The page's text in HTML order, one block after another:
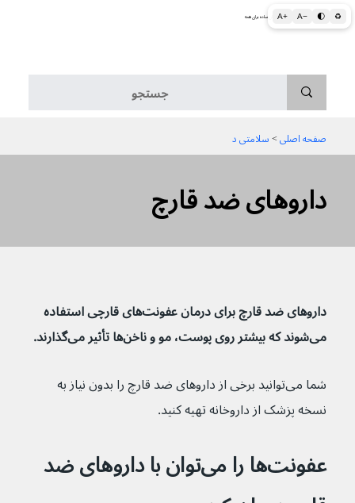
A+ A− 🌓 ♻ اطلاعات پزشکی و بهداشتی به زبان ساده برای همه
داروهای ضد قارچ
صفحه اصلی > سلامتی د
داروهای ضد قارچ برای درمان عفونت‌های قارچی استفاده
می‌شوند که بیشتر روی پوست، مو و ناخن‌ها تأثیر می‌گذارند.
شما می‌توانید برخی از داروهای ضد قارچ را بدون نیاز به
نسخه پزشک از داروخانه تهیه کنید.
عفونت‌ها را می‌توان با داروهای ضد